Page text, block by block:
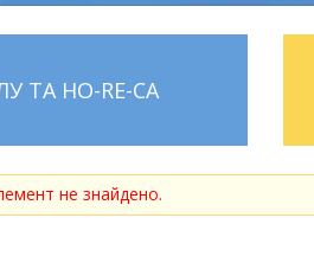
ТА HO-RE-CA
не знайдено.